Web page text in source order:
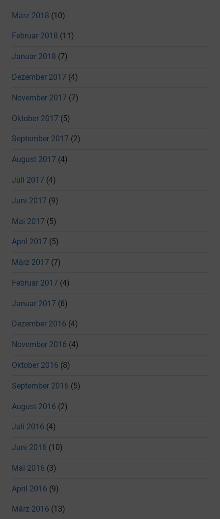
März 2018 (10)
Februar 2018 (11)
Januar 2018 (7)
Dezember 2017 (4)
November 2017 (7)
Oktober 2017 (5)
September 2017 (2)
August 2017 (4)
Juli 2017 (4)
Juni 2017 (9)
Mai 2017 (5)
April 2017 (5)
März 2017 (7)
Februar 2017 (4)
Januar 2017 (6)
Dezember 2016 (4)
November 2016 (4)
Oktober 2016 (8)
September 2016 (5)
August 2016 (2)
Juli 2016 (4)
Juni 2016 (10)
Mai 2016 (3)
April 2016 (9)
März 2016 (13)